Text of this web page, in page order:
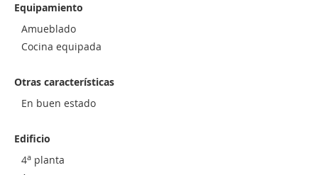
Equipamiento
Amueblado
Cocina equipada
Otras características
En buen estado
Edificio
4a planta